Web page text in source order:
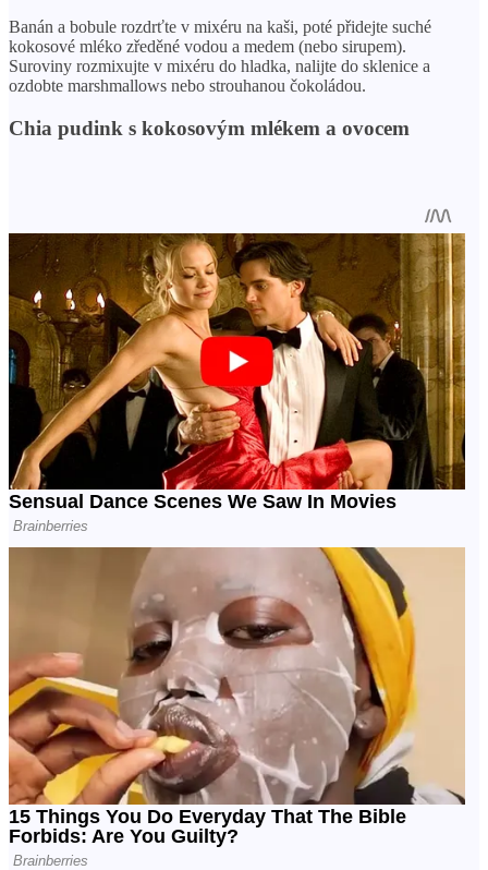
Banán a bobule rozdrťte v mixéru na kaši, poté přidejte suché
kokosové mléko zředěné vodou a medem (nebo sirupem).
Suroviny rozmixujte v mixéru do hladka, nalijte do sklenice a
ozdobte marshmallows nebo strouhanou čokoládou.
Chia pudink s kokosovým mlékem a ovocem